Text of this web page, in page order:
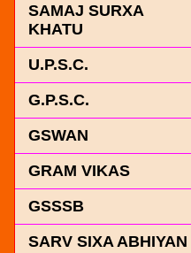
SAMAJ SURXA
KHATU
U.P.S.C.
G.P.S.C.
GSWAN
GRAM VIKAS
GSSSB
SARV SIXA ABHIYAN